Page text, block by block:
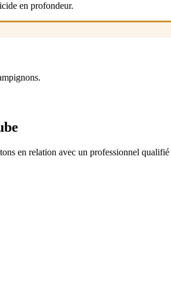
en profondeur.
en relation avec un professionnel